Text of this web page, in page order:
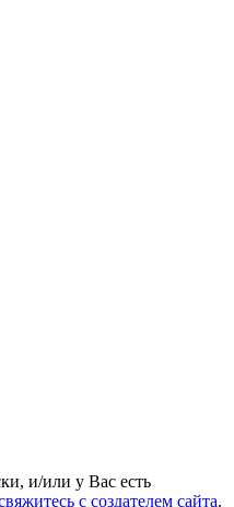
и/или у Вас есть
с создателем сайта.